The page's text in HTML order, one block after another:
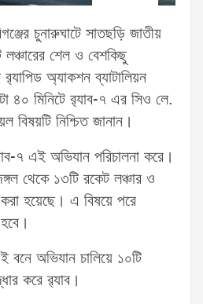
চুনারুঘাটে সাতছড়ি জাতীয়
শেল ও বেশকিছু
অ্যাকশন ব্যাটালিয়ন
৪০ মিনিটে র‌্যাব-৭ এর সিও লে.
বিষয়টি নিশ্চিত জানান।
৭ এই অভিযান পরিচালনা করে।
থেকে ১৩টি রকেট লঞ্চার ও
হয়েছে। এ বিষয়ে পরে
অভিযান চালিয়ে ১০টি
করে র‌্যাব।